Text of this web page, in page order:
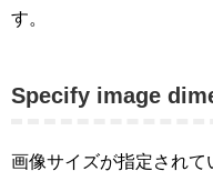
す。
Specify image
画像サイズが指定されて